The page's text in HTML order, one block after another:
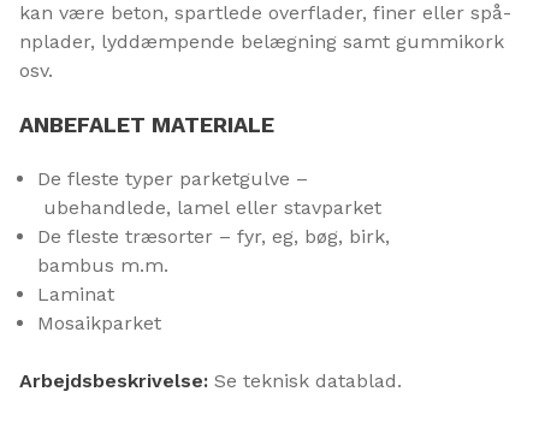
kan være beton, spartlede overflader, finer eller spå-
nplader, lyddæmpende belægning samt gummikork
osv.
ANBEFALET MATERIALE
De fleste typer parketgulve –
ubehandlede, lamel eller stavparket
De fleste træsorter – fyr, eg, bøg, birk,
bambus m.m.
Laminat
Mosaikparket
Arbejdsbeskrivelse: Se teknisk datablad.